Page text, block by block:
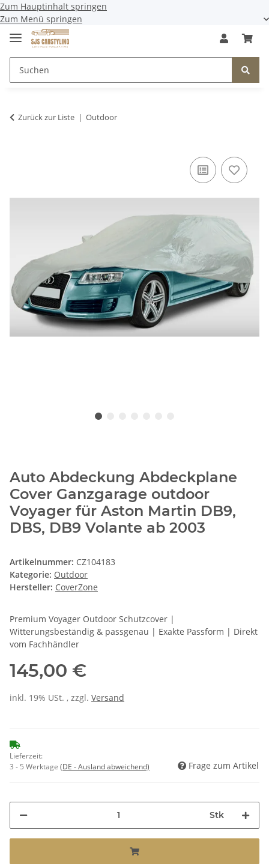
Zum Hauptinhalt springen
Zum Menü springen
Zurück zur Liste Outdoor
Auto Abdeckung Abdeckplane
Cover Ganzgarage outdoor
Voyager für Aston Martin DB9,
DBS, DB9 Volante ab 2003
Artikelnummer: CZ104183
Kategorie: Outdoor
Hersteller: CoverZone
Premium Voyager Outdoor Schutzcover |
Witterungsbeständig & passgenau | Exakte Passform | Direkt
vom Fachhändler
145,00 €
inkl. 19% USt. , zzgl. Versand
Lieferzeit:
3 - 5 Werktage (DE - Ausland abweichend) Frage zum Artikel
Stk